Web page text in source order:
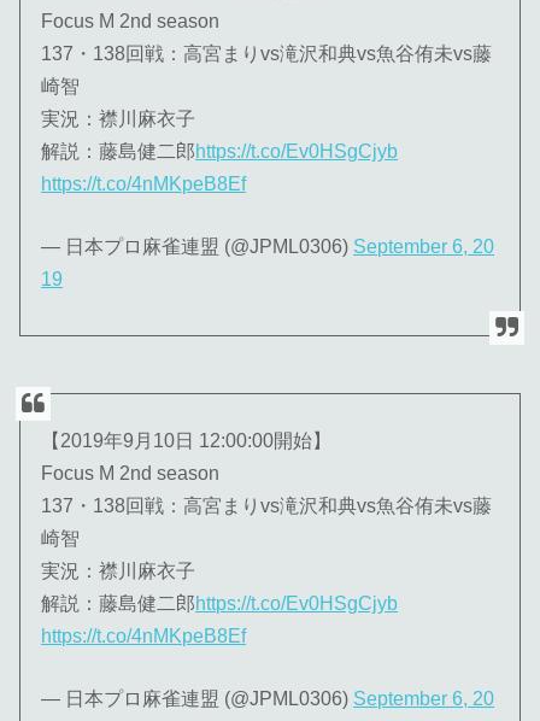
Focus M 2nd season
137・138回戦：高宮まりvs滝沢和典vs魚谷侑未vs藤
崎智
実況：襟川麻衣子
解説：藤島健二郎https://t.co/Ev0HSgCjyb
https://t.co/4nMKpeB8Ef
— 日本プロ麻雀連盟 (@JPML0306) September 6, 20
19
【2019年9月10日 12:00:00開始】
Focus M 2nd season
137・138回戦：高宮まりvs滝沢和典vs魚谷侑未vs藤
崎智
実況：襟川麻衣子
解説：藤島健二郎https://t.co/Ev0HSgCjyb
https://t.co/4nMKpeB8Ef
— 日本プロ麻雀連盟 (@JPML0306) September 6, 20